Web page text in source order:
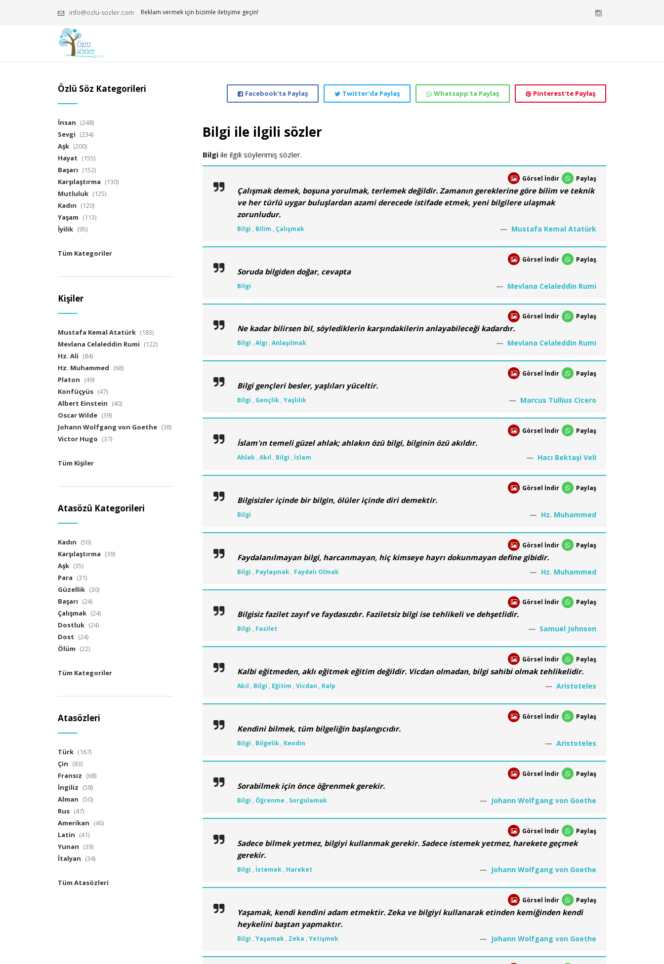
info@ozlu-sozler.com Reklam vermek için bizimle iletişime geçin!
Pinterest'te Paylaş
Whatsapp'ta Paylaş
Twitter'da Paylaş
Facebook'ta Paylaş
Bilgi ile ilgili sözler
Bilgiile ilgili söylenmiş sözler.
Görsel İndir Paylaş
Çalışmak demek, boşuna yorulmak, terlemek değildir. Zamanın gereklerine göre bilim ve teknik
ve her türlü uygar buluşlardan azami derecede istifade etmek, yeni bilgilere ulaşmak
zorunludur.
Mustafa Kemal Atatürk
Bilgi , Bilim , Çalışmak
Görsel İndir Paylaş
Soruda bilgiden doğar, cevapta
Mevlana Celaleddin Rumi
Bilgi
Görsel İndir Paylaş
Ne kadar bilirsen bil, söylediklerin karşındakilerin anlayabileceği kadardır.
Mevlana Celaleddin Rumi
Bilgi , Algı , Anlaşılmak
Görsel İndir Paylaş
Bilgi gençleri besler, yaşlıları yüceltir.
Marcus Tullius Cicero
Bilgi , Gençlik, Yaşlılık
Görsel İndir Paylaş
İslam'ın temeli güzel ahlak; ahlakın özü bilgi, bilginin özü akıldır.
Hacı Bektaşi Veli
Ahlak, Akıl , Bilgi , İslam
Görsel İndir Paylaş
Bilgisizler içinde bir bilgin, ölüler içinde diri demektir.
Hz. Muhammed
Bilgi
Görsel İndir Paylaş
Faydalanılmayan bilgi, harcanmayan, hiç kimseye hayrı dokunmayan define gibidir.
Hz. Muhammed
Bilgi , Paylaşmak, Faydalı Olmak
Görsel İndir Paylaş
Bilgisiz fazilet zayıf ve faydasızdır. Faziletsiz bilgi ise tehlikeli ve dehşetlidir.
Samuel Johnson
Bilgi , Fazilet
Görsel İndir Paylaş
Kalbi eğitmeden, aklı eğitmek eğitim değildir. Vicdan olmadan, bilgi sahibi olmak tehlikelidir.
Aristoteles
Akıl , Bilgi , Eğitim , Vicdan , Kalp
Görsel İndir Paylaş
Kendini bilmek, tüm bilgeliğin başlangıcıdır.
Aristoteles
Bilgi , Bilgelik, Kendin
Görsel İndir Paylaş
Sorabilmek için önce öğrenmek gerekir.
Johann Wolfgang von Goethe
Bilgi , Öğrenme , Sorgulamak
Görsel İndir Paylaş
Sadece bilmek yetmez, bilgiyi kullanmak gerekir. Sadece istemek yetmez, harekete geçmek
gerekir.
Johann Wolfgang von Goethe
Bilgi , İstemek, Hareket
Görsel İndir Paylaş
Yaşamak, kendi kendini adam etmektir. Zeka ve bilgiyi kullanarak etinden kemiğinden kendi
heykelini baştan yapmaktır.
Johann Wolfgang von Goethe
Bilgi , Yaşamak, Zeka , Yetişmek
Özlü Söz Kategorileri
İnsan (248)
Sevgi (234)
Aşk (200)
Hayat (155)
Başarı (152)
Karşılaştırma (130)
Mutluluk (125)
Kadın (120)
Yaşam (113)
İyilik (95)
Tüm Kategoriler
Kişiler
Mustafa Kemal Atatürk (183)
Mevlana Celaleddin Rumi (122)
Hz. Ali (84)
Hz. Muhammed (68)
Platon (49)
Konfüçyüs (47)
Albert Einstein (40)
Oscar Wilde (39)
Johann Wolfgang von Goethe (38)
Victor Hugo (37)
Tüm Kişiler
Atasözü Kategorileri
Kadın (50)
Karşılaştırma (39)
Aşk (35)
Para (31)
Güzellik (30)
Başarı (24)
Çalışmak (24)
Dostluk (24)
Dost (24)
Ölüm (22)
Tüm Kategoriler
Atasözleri
Türk (167)
Çin (83)
Fransız (68)
İngiliz (58)
Alman (50)
Rus (47)
Amerikan (46)
Latin (41)
Yunan (39)
İtalyan (34)
Tüm Atasözleri